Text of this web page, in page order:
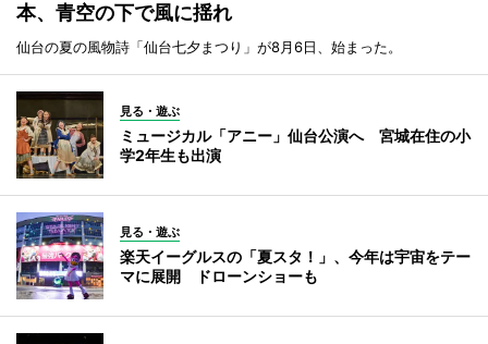
本、青空の下で風に揺れ
仙台の夏の風物詩「仙台七夕まつり」が8月6日、始まった。
見る・遊ぶ
ミュージカル「アニー」仙台公演へ 宮城在住の小
学2年生も出演
見る・遊ぶ
楽天イーグルスの「夏スタ！」、今年は宇宙をテー
マに展開 ドローンショーも